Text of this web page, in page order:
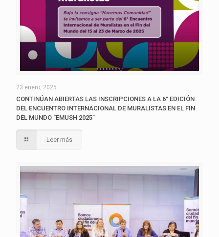
23 enero, 2025
CONTINÚAN ABIERTAS LAS INSCRIPCIONES A LA 6° EDICIÓN
DEL ENCUENTRO INTERNACIONAL DE MURALISTAS EN EL FIN
DEL MUNDO “EMUSH 2025”
Leer más